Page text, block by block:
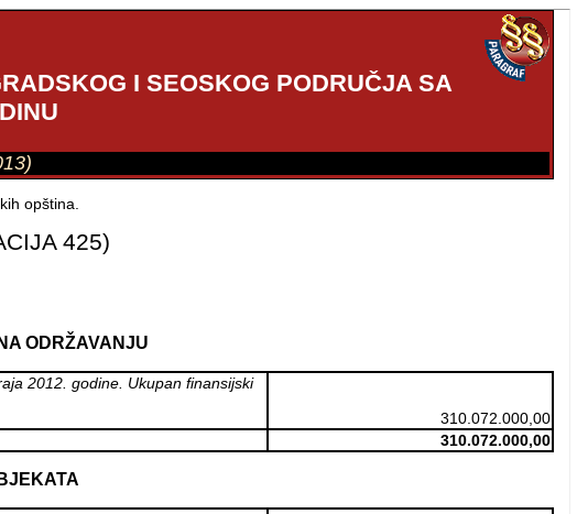
I SEOSKOG PODRUČJA SA
opština.
425)
ODRŽAVANJU
2012. godine. Ukupan finansijski
310.072.000,00
310.072.000,00